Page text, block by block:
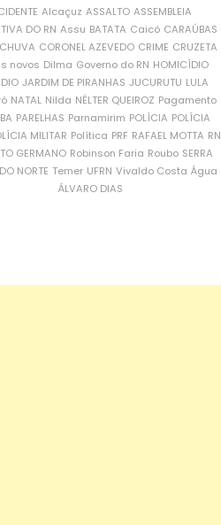
Alcaçuz ASSALTO ASSEMBLEIA
DO RN Assu BATATA Caicó CARAÚBAS
CORONEL AZEVEDO CRIME CRUZETA
novos Dilma Governo do RN HOMICÍDIO
JARDIM DE PIRANHAS JUCURUTU LULA
NATAL Nilda NÉLTER QUEIROZ Pagamento
PARELHAS Parnamirim POLÍCIA POLÍCIA
MILITAR Política PRF RAFAEL MOTTA RN
GERMANO Robinson Faria Roubo SERRA
NORTE Temer UFRN Vivaldo Costa Água
ÁLVARO DIAS